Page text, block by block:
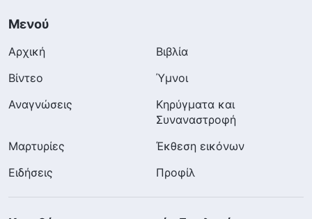
Μενού
Αρχική
Βιβλία
Βίντεο
Ύμνοι
Αναγνώσεις
Κηρύγματα και
Συναναστροφή
Μαρτυρίες
Έκθεση εικόνων
Ειδήσεις
Προφίλ